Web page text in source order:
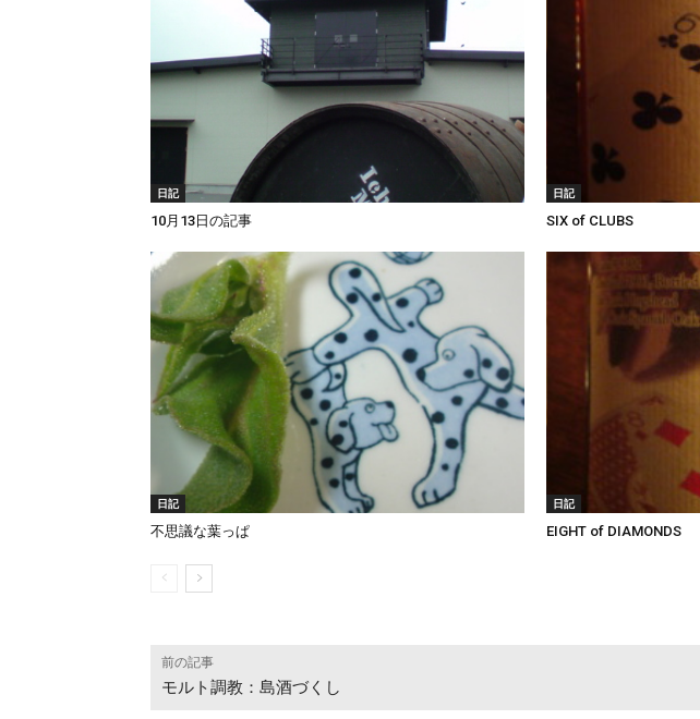
日記
10月13日の記事
日記
SIX of CLUBS
日記
不思議な葉っぱ
日記
EIGHT of DIAMONDS
前の記事
モルト調教：島酒づくし